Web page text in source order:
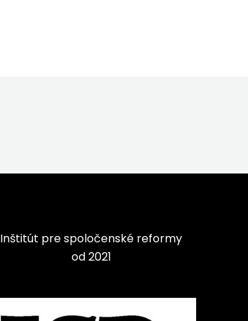
Inštitút pre spoločenské reformy
od 2021